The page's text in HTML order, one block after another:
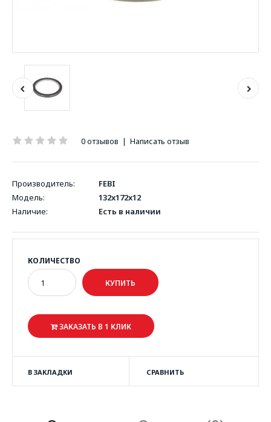
0 отзывов | Написать отзыв
Производитель:
FEBI
Модель:
132x172x12
Наличие:
Есть в наличии
КОЛИЧЕСТВО
ЗАКАЗАТЬ В 1 КЛИК
В ЗАКЛАДКИ СРАВНИТЬ